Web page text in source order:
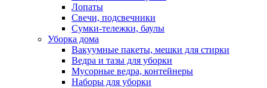
Лопаты
Свечи, подсвечники
Сумки-тележки, баулы
Уборка дома
Вакуумные пакеты, мешки для стирки
Ведра и тазы для уборки
Мусорные ведра, контейнеры
Наборы для уборки